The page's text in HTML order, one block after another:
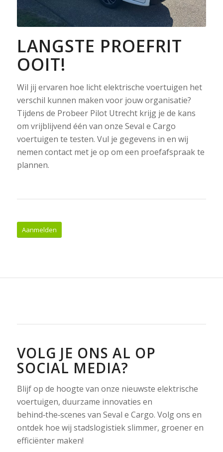
LANGSTE PROEFRIT
OOIT!
Wil jij ervaren hoe licht elektrische voertuigen het
verschil kunnen maken voor jouw organisatie?
Tijdens de Probeer Pilot Utrecht krijg je de kans
om vrijblijvend één van onze Seval e Cargo
voertuigen te testen. Vul je gegevens in en wij
nemen contact met je op om een proefafspraak te
plannen.
Aanmelden
VOLG JE ONS AL OP
SOCIAL MEDIA?
Blijf op de hoogte van onze nieuwste elektrische
voertuigen, duurzame innovaties en
behind‑the‑scenes van Seval e Cargo. Volg ons en
ontdek hoe wij stadslogistiek slimmer, groener en
efficiënter maken!